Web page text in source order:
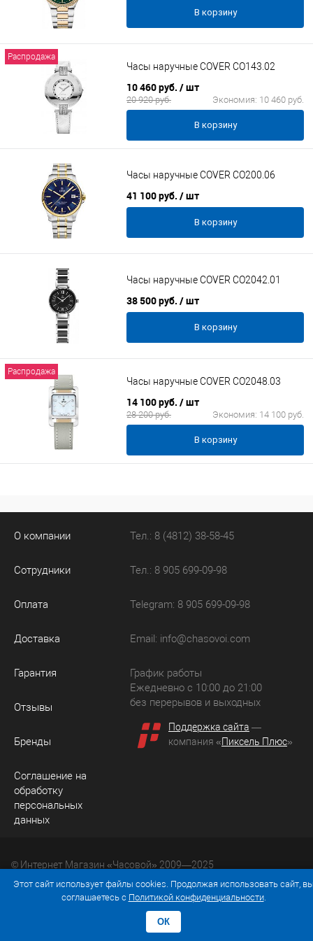
В корзину
Распродажа
Часы наручные COVER CO143.02
10 460 руб. / шт
20 920 руб. Экономия: 10 460 руб.
В корзину
Часы наручные COVER CO200.06
41 100 руб. / шт
В корзину
Часы наручные COVER CO2042.01
38 500 руб. / шт
В корзину
Распродажа
Часы наручные COVER CO2048.03
14 100 руб. / шт
28 200 руб. Экономия: 14 100 руб.
В корзину
О компании
Сотрудники
Оплата
Доставка
Гарантия
Отзывы
Бренды
Соглашение на
обработку
персональных
данных
Тел.: 8 (4812) 38-58-45
Тел.: 8 905 699-09-98
Telegram: 8 905 699-09-98
Email: info@chasovoi.com
График работы
Ежедневно с 10:00 до 21:00
без перерывов и выходных
Поддержка сайта —
компания «Пиксель Плюс»
© Интернет Магазин «Часовой» 2009—2025
Юридический адрес: 214036 Россия, г. Смоленск, ул.
Рыленкова, д. 61а, кв. 24.
Этот сайт использует файлы cookies. Продолжая использовать сайт,
соглашаетесь с Политикой конфиденциальности.
ОК